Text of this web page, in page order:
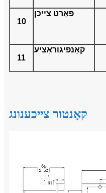
10
פּאָרט צייכן
11
קאָנפיגוראַציע
קאָנטור צייכענונג